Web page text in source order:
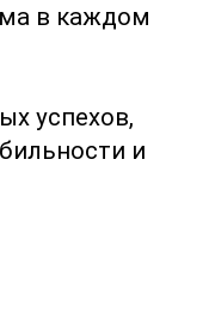
в каждом
успехов,
и